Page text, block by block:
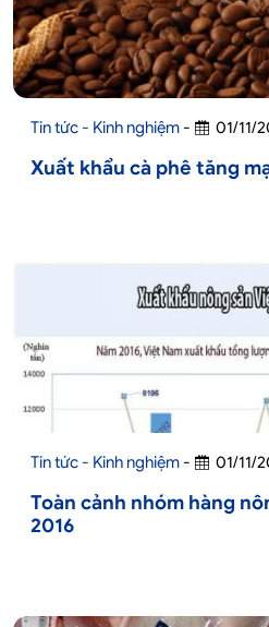
Tin tức - Kinh nghiệm - 01/11/
Xuất khẩu cà phê tăng
Tin tức - Kinh nghiệm - 01/11/
Toàn cảnh nhóm hàng
2016